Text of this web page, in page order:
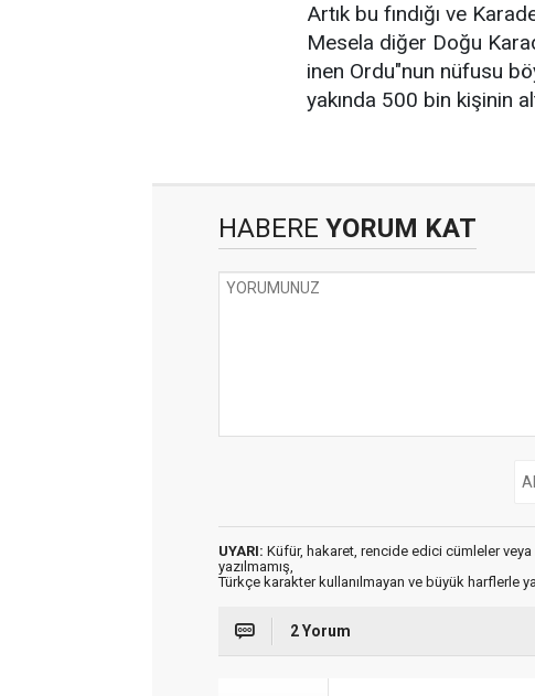
Artık bu fındığı ve
Mesela diğer Doğu
inen Ordu"nun nüfusu
yakında 500 bin kişinin
HABERE YORUM KAT
UYARI: Küfür, hakaret, rencide edici cümleler veya
yazılmamış,
Türkçe karakter kullanılmayan ve büyük harflerle
2 Yorum